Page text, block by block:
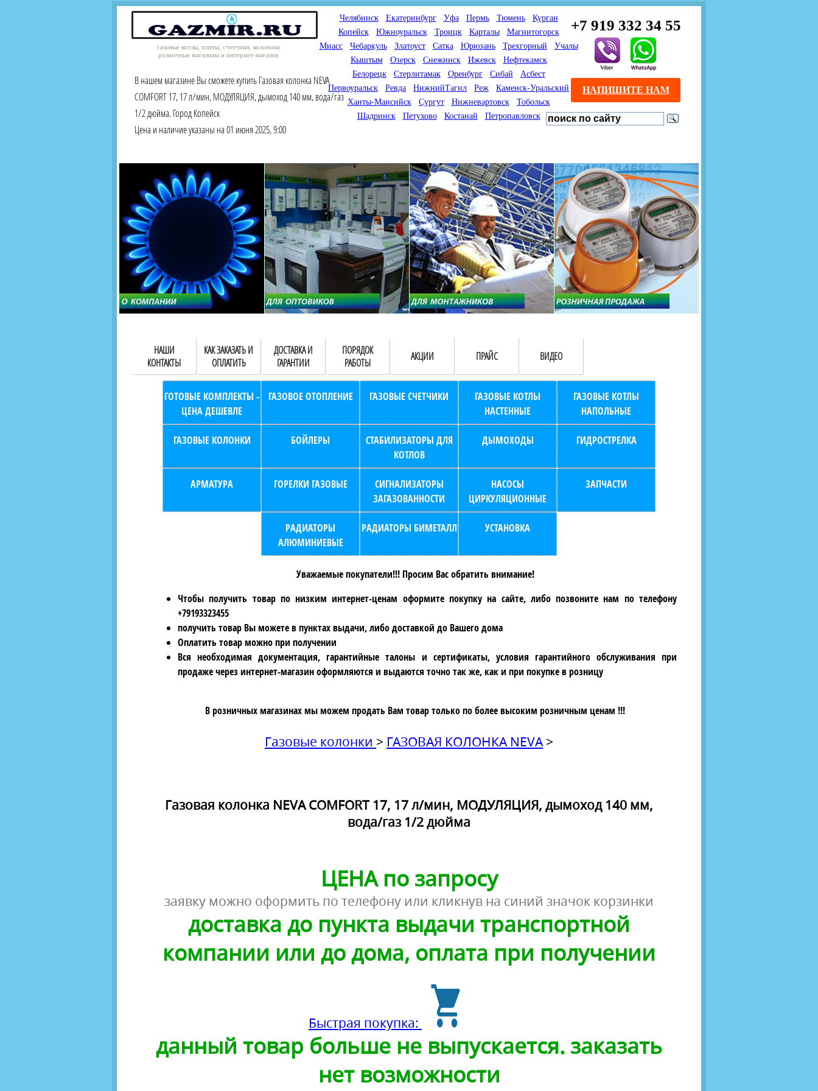
газовые котлы, плиты, счетчики, колоноки
розничные магазины и интернет-магазин
+7 919 332 34 55
Челябинск Екатеринбург Уфа Пермь Тюмень
Курган
Копейск
Южноуральск Троицк Карталы
Магнитогорск
Миасс
Чебаркуль Златоуст Сатка Юрюзань Трехгорный
Учалы
Кыштым
Озерск Снежинск Ижевск
Нефтекамск
Белорецк
Стерлитамак Оренбург Сибай
Асбест
Первоуральск
Ревда НижнийТагил Реж
Каменск-Уральский
Ханты-Мансийск
Сургут Нижневартовск
Тобольск
Шадринск
Петухово Костанай Петропавловск
В нашем магазине Вы сможете купить Газовая колонка NEVA
COMFORT 17, 17 л/мин, МОДУЛЯЦИЯ, дымоход 140 мм, вода/газ
1/2 дюйма. Город Копейск
Цена и наличие указаны на 01 июня 2025, 9:00
НАПИШИТЕ НАМ
Мы продаем газовые котлы
для отопления,
водонагреватели, счетчики
газа с доставкой по городам
России и Казахстана
Мы специализируемся на
снабжении магазинов
газового оборудования.
Предлагаем полный
ассортимент товара для
открытия магазина газового
оборудования в Вашем
городе. Мы знаем что будет
продаваться.
Предлагаем взаимовыгодное
сотрудничество
монтажникам газового
оборудования. Если Вы
занимаетесь установкой
газового оборудования, мы
предлагаем Вам оптовые
цены и документарное
сопровождение Ваших
продаж (берем всю
бухгалтерию "на себя")
НАШИ
КОНТАКТЫ
КАК ЗАКАЗАТЬ И
ОПЛАТИТЬ
ДОСТАВКА И
ГАРАНТИИ
ПОРЯДОК
РАБОТЫ
АКЦИИ ПРАЙС ВИДЕО
ГОТОВЫЕ КОМПЛЕКТЫ -
ЦЕНА ДЕШЕВЛЕ
ГАЗОВОЕ ОТОПЛЕНИЕ ГАЗОВЫЕ СЧЕТЧИКИ
ГАЗОВЫЕ КОТЛЫ
НАСТЕННЫЕ
ГАЗОВЫЕ КОТЛЫ
НАПОЛЬНЫЕ
ГАЗОВЫЕ КОЛОНКИ БОЙЛЕРЫ
СТАБИЛИЗАТОРЫ ДЛЯ
КОТЛОВ
ДЫМОХОДЫ ГИДРОСТРЕЛКА
АРМАТУРА ГОРЕЛКИ ГАЗОВЫЕ
СИГНАЛИЗАТОРЫ
ЗАГАЗОВАННОСТИ
НАСОСЫ
ЦИРКУЛЯЦИОННЫЕ
ЗАПЧАСТИ
РАДИАТОРЫ
АЛЮМИНИЕВЫЕ
РАДИАТОРЫ БИМЕТАЛЛ УСТАНОВКА
Уважаемые покупатели!!! Просим Вас обратить внимание!
Чтобы получить товар по низким интернет-ценам оформите покупку на сайте, либо позвоните нам по телефону
+79193323455
получить товар Вы можете в пунктах выдачи, либо доставкой до Вашего дома
Оплатить товар можно при получении
Вся необходимая документация, гарантийные талоны и сертификаты, условия гарантийного обслуживания при
продаже через интернет-магазин оформляются и выдаются точно так же, как и при покупке в розницу
В розничных магазинах мы можем продать Вам товар только по более высоким розничным ценам !!!
Газовые колонки > ГАЗОВАЯ КОЛОНКА NEVA>
Газовая колонка NEVA COMFORT 17, 17 л/мин, МОДУЛЯЦИЯ, дымоход 140 мм,
вода/газ 1/2 дюйма
ЦЕНА по запросу
заявку можно оформить по телефону или кликнув на синий значок корзинки
доставка до пункта выдачи транспортной
компании или до дома, оплата при получении
Быстрая покупка:
данный товар больше не выпускается. заказать
нет возможности